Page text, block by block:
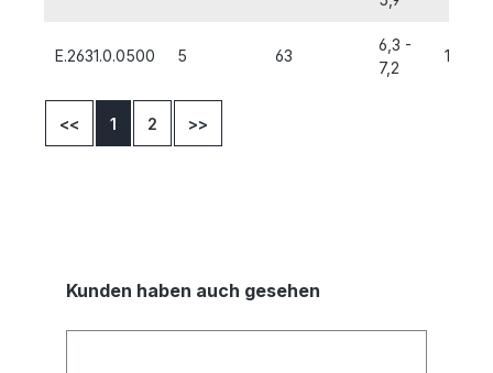
E.2631.0.0500 5 63
6,3 -
7,2
12,5
<< 1 2 >>
Kunden haben auch gesehen